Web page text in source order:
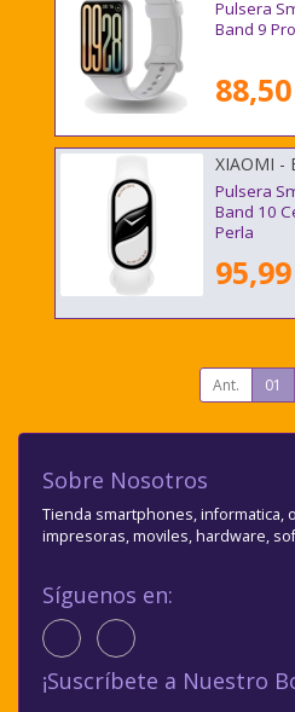
Pulsera
Band 9
XIAOMI -
Pulsera
Band 10
Perla
Ant. 01
Sobre Nosotros
Tienda smartphones, informatica,
impresoras, moviles, hardware,
Síguenos en:
¡Suscríbete a Nuestro